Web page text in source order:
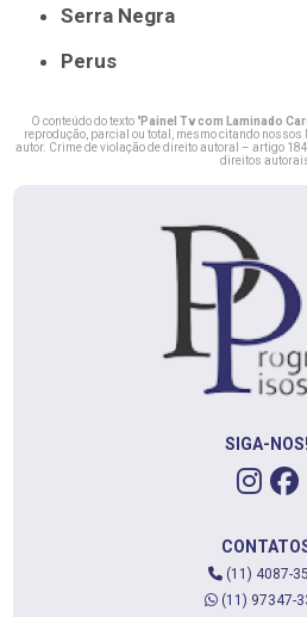
Serra Negra
Perus
O conteúdo do texto "Painel Tv com Laminado
reprodução, parcial ou total, mesmo citando
autor. Crime de violação de direito autoral – artigo
direitos
SIGA-NOS!
(11) 4087-
(11) 97347-